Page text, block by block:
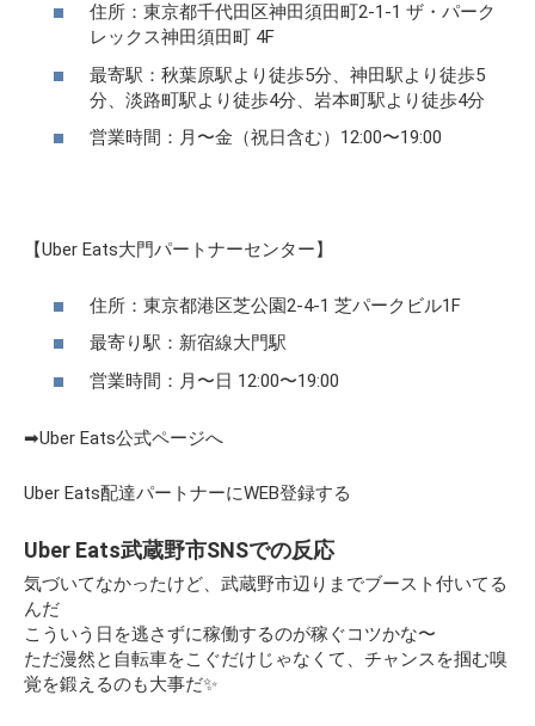
住所：東京都千代田区神田須田町2-1-1 ザ・パーク
レックス神田須田町 4F
最寄駅：秋葉原駅より徒歩5分、神田駅より徒歩5
分、淡路町駅より徒歩4分、岩本町駅より徒歩4分
営業時間：月〜金（祝日含む）12:00〜19:00
【Uber Eats大門パートナーセンター】
住所：東京都港区芝公園2-4-1 芝パークビル1F
最寄り駅：新宿線大門駅
営業時間：月〜日 12:00〜19:00
➡Uber Eats公式ページへ
Uber Eats配達パートナーにWEB登録する
Uber Eats武蔵野市SNSでの反応
気づいてなかったけど、武蔵野市辺りまでブースト付いてる
んだ
こういう日を逃さずに稼働するのが稼ぐコツかな〜
ただ漫然と自転車をこぐだけじゃなくて、チャンスを掴む嗅
覚を鍛えるのも大事だ✨